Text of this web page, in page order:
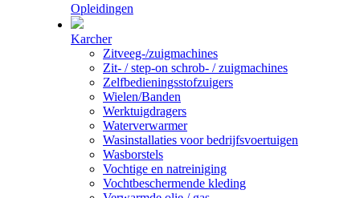
Opleidingen
Karcher
Zitveeg-/zuigmachines
Zit- / step-on schrob- / zuigmachines
Zelfbedieningsstofzuigers
Wielen/Banden
Werktuigdragers
Waterverwarmer
Wasinstallaties voor bedrijfsvoertuigen
Wasborstels
Vochtige en natreiniging
Vochtbeschermende kleding